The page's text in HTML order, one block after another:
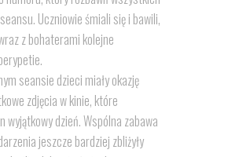
Uczniowie śmiali się i bawili,
z bohaterami kolejne
seansie dzieci miały okazję
zdjęcia w kinie, które
wyjątkowy dzień. Wspólna zabawa
jeszcze bardziej zbliżyły